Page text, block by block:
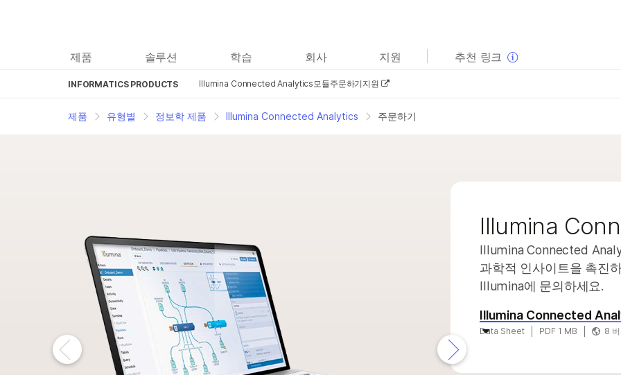
제품 솔루션 학습 회사 지원 추천 링크
INFORMATICS PRODUCTS Illumina Connected Analytics모듈주문하기 지원
제품 유형별 정보학 제품 Illumina Connected Analytics 주문하기
Illumina
Illumina Connected
과학적 인사이트을 촉진
Illumina에 문의하세요.
Illumina Connected
Data Sheet PDF 1 MB 8
보다 관련성이 높은 콘텐츠를 확인하실 수 있습니다. 주요
관심 분야를 선택해 주세요:
암 연구
농업유전체학 연구